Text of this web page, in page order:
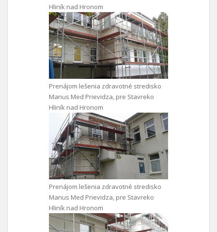
Hliník nad Hronom
Prenájom lešenia zdravotné stredisko
Manus Med Prievidza, pre Stavreko
Hliník nad Hronom
Prenájom lešenia zdravotné stredisko
Manus Med Prievidza, pre Stavreko
Hliník nad Hronom